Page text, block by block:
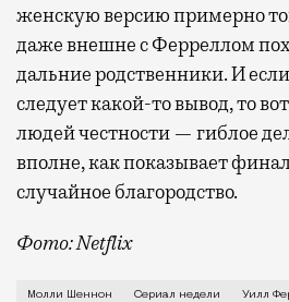
женскую версию примерно
даже внешне с Ферреллом
дальние родственники. И
следует какой-то вывод, то
людей честности — гиблое
вполне, как показывает
случайное благородство.
Фото: Netflix
Когда-то Лонни Хокинс
Молли Шеннон Сериал недели Уилл